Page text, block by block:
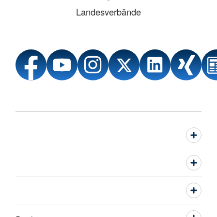
Landesverbände